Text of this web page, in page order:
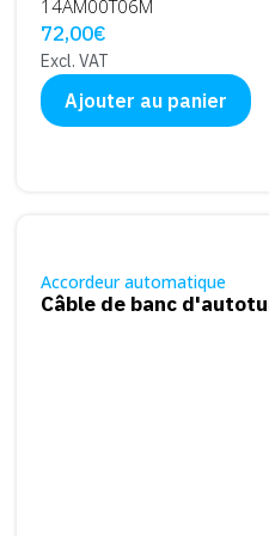
14AM00T06M
72,00€
Excl. VAT
Ajouter au panier
Accordeur automatique
Câble de banc